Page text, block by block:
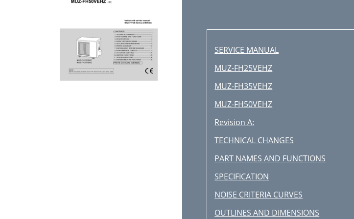
SERVICE MANUAL
MUZ-FH25VEHZ
MUZ-FH35VEHZ
MUZ-FH50VEHZ
Revision A:
TECHNICAL CHANGES
PART NAMES AND FUNCTIONS
SPECIFICATION
NOISE CRITERIA CURVES
OUTLINES AND DIMENSIONS